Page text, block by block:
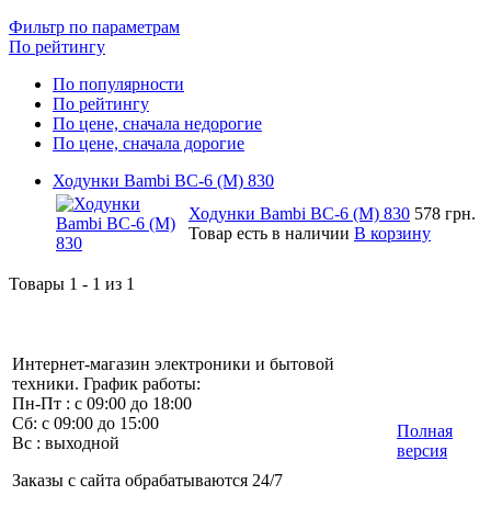
Фильтр по параметрам
По рейтингу
По популярности
По рейтингу
По цене, сначала недорогие
По цене, сначала дорогие
Ходунки Bambi BC-6 (M) 830
Ходунки Bambi BC-6 (M) 830 578 грн.
Товар есть в наличии В корзину
Товары 1 - 1 из 1
Интернет-магазин электроники и бытовой
техники. График работы:
Пн-Пт : с 09:00 до 18:00
Сб: с 09:00 до 15:00
Вс : выходной
Заказы с сайта обрабатываются 24/7
Полная
версия